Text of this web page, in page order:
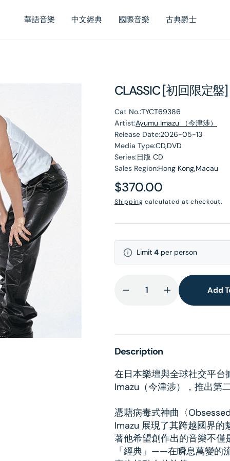
華語音樂 中文經典 國際音樂 古典爵士
CLASSIC [初回限定盤]
Cat No.:TYCT69386
Artist:Ayumu Imazu （今津渉）
Release Date:2026-05-13
Media Type:CD,DVD
Series:日版 CD
Sales Region:Hong Kong,Macau
Regular
price
$370.00
Shipping calculated at checkout.
Limit 4 per person
Decrease
CLASSIC
回
限
定
盤]
Increase
quantity
CLASSIC
限
定
盤]
Add
Description
在日本樂壇與全球社交平
Imazu（今津涉），推出第
憑藉病毒式神曲〈
Imazu 展現了其跨越國界的
著他希望創作出的音樂不
「經典」——在瞬息萬變的